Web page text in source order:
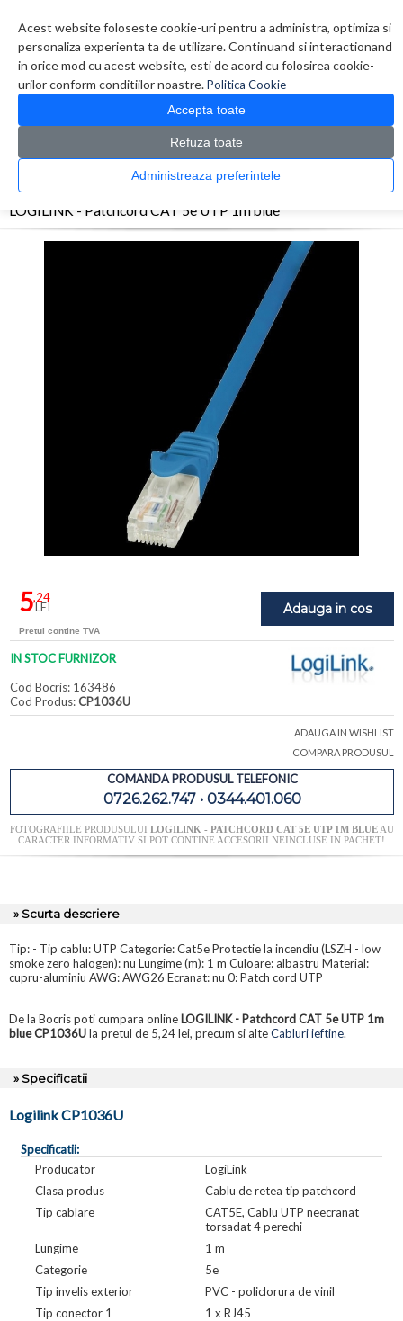
Acest website foloseste cookie-uri pentru a administra, optimiza si
personaliza experienta ta de utilizare. Continuand si interactionand
in orice mod cu acest website, esti de acord cu folosirea cookie-
urilor conform conditiilor noastre.Politica Cookie
Accepta toate
Refuza toate
Administreaza preferintele
0 produs(e)
CATALOG PRODUSE
> Cabluri > LOGILINK - Patchcord CAT 5e UTP 1m blue
LOGILINK - Patchcord CAT 5e UTP 1m blue
Adauga in cos
5,24
LEI
Pretul contine TVA
IN STOC FURNIZOR
Cod Bocris: 163486
Cod Produs:CP1036U
ADAUGA IN WISHLIST
COMPARA PRODUSUL
COMANDA PRODUSUL TELEFONIC
0726.262.747 • 0344.401.060
FOTOGRAFIILE PRODUSULUI LOGILINK - PATCHCORD CAT 5E UTP 1M BLUEAU
CARACTER INFORMATIV SI POT CONTINE ACCESORII NEINCLUSE IN PACHET!
» Scurta descriere
Tip: - Tip cablu: UTP Categorie: Cat5e Protectie la incendiu (LSZH - low
smoke zero halogen): nu Lungime (m): 1 m Culoare: albastru Material:
cupru-aluminiu AWG: AWG26 Ecranat: nu 0: Patch cord UTP
De la Bocris poti cumpara online LOGILINK - Patchcord CAT 5e UTP 1m
blue CP1036Ula pretul de 5,24 lei, precum si alteCabluri ieftine.
» Specificatii
Logilink CP1036U
Specificatii:
Producator
LogiLink
Clasa produs
Cablu de retea tip patchcord
Tip cablare
CAT5E, Cablu UTP neecranat
torsadat 4 perechi
Lungime
1 m
Categorie
5e
Tip invelis exterior
PVC - policlorura de vinil
Tip conector 1
1 x RJ45